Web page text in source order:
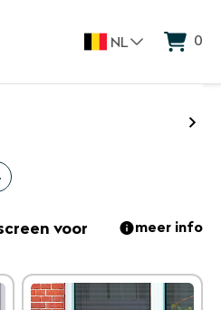
NL 0
voor
meer info